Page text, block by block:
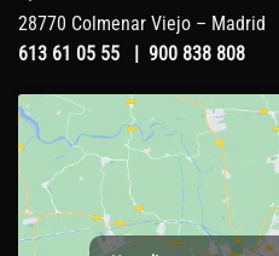
28770 Colmenar Viejo – Madrid
613 61 05 55
900 838 808